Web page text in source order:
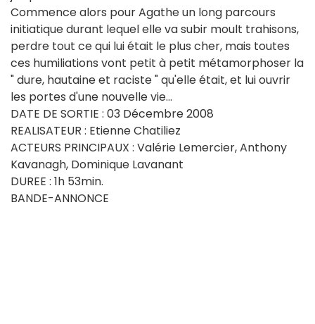
Commence alors pour Agathe un long parcours
initiatique durant lequel elle va subir moult trahisons,
perdre tout ce qui lui était le plus cher, mais toutes
ces humiliations vont petit à petit métamorphoser la
" dure, hautaine et raciste " qu'elle était, et lui ouvrir
les portes d'une nouvelle vie...
DATE DE SORTIE : 03 Décembre 2008
REALISATEUR : Etienne Chatiliez
ACTEURS PRINCIPAUX : Valérie Lemercier, Anthony
Kavanagh, Dominique Lavanant
DUREE : 1h 53min.
BANDE-ANNONCE